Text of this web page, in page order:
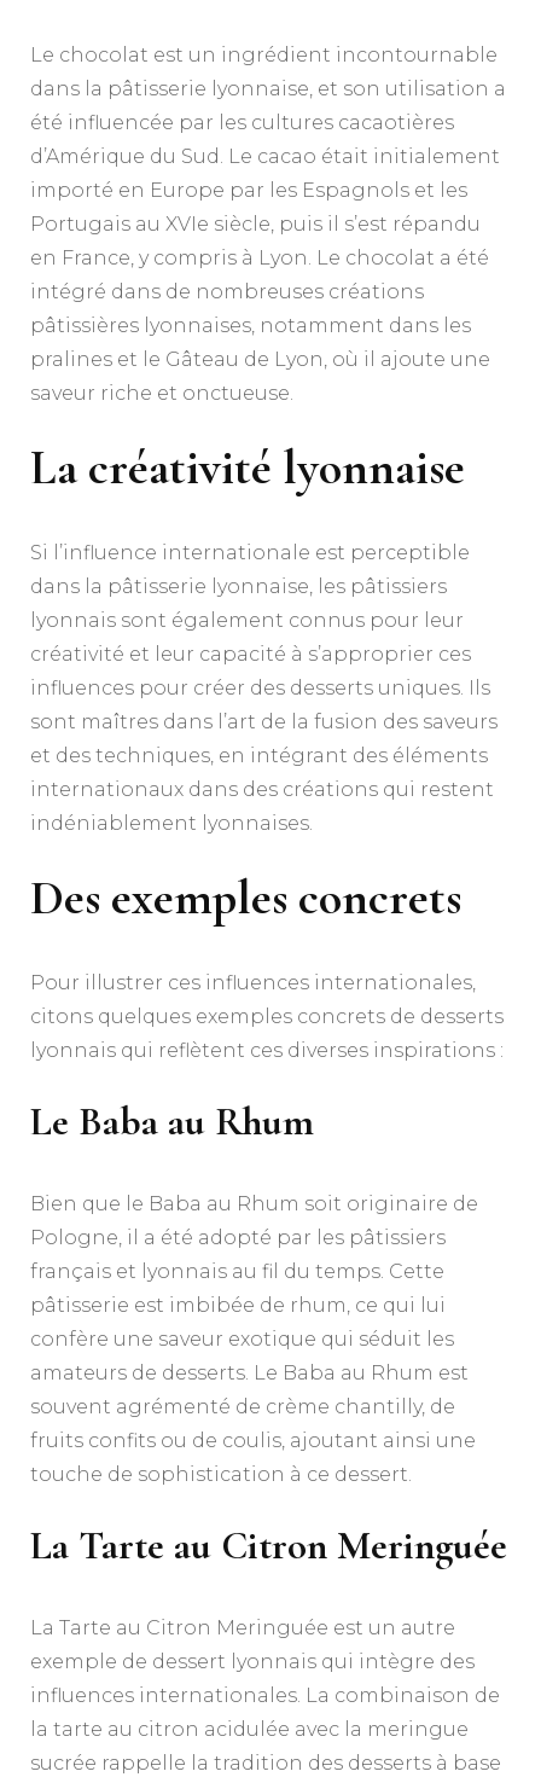
Le chocolat est un ingrédient incontournable
dans la pâtisserie lyonnaise, et son utilisation a
été influencée par les cultures cacaotières
d’Amérique du Sud. Le cacao était initialement
importé en Europe par les Espagnols et les
Portugais au XVIe siècle, puis il s’est répandu
en France, y compris à Lyon. Le chocolat a été
intégré dans de nombreuses créations
pâtissières lyonnaises, notamment dans les
pralines et le Gâteau de Lyon, où il ajoute une
saveur riche et onctueuse.
La créativité lyonnaise
Si l’influence internationale est perceptible
dans la pâtisserie lyonnaise, les pâtissiers
lyonnais sont également connus pour leur
créativité et leur capacité à s’approprier ces
influences pour créer des desserts uniques. Ils
sont maîtres dans l’art de la fusion des saveurs
et des techniques, en intégrant des éléments
internationaux dans des créations qui restent
indéniablement lyonnaises.
Des exemples concrets
Pour illustrer ces influences internationales,
citons quelques exemples concrets de desserts
lyonnais qui reflètent ces diverses inspirations :
Le Baba au Rhum
Bien que le Baba au Rhum soit originaire de
Pologne, il a été adopté par les pâtissiers
français et lyonnais au fil du temps. Cette
pâtisserie est imbibée de rhum, ce qui lui
confère une saveur exotique qui séduit les
amateurs de desserts. Le Baba au Rhum est
souvent agrémenté de crème chantilly, de
fruits confits ou de coulis, ajoutant ainsi une
touche de sophistication à ce dessert.
La Tarte au Citron Meringuée
La Tarte au Citron Meringuée est un autre
exemple de dessert lyonnais qui intègre des
influences internationales. La combinaison de
la tarte au citron acidulée avec la meringue
sucrée rappelle la tradition des desserts à base